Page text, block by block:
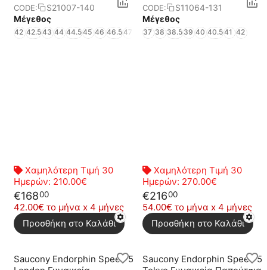
CODE:
S21007-140
Μέγεθος
42 42.543 44 44.545 46 46.547 48 49
Χαμηλότερη Τιμή 30
Ημερών: 210.00€
€16800
42.00€ το μήνα x 4 μήνες
Προσθήκη στο Καλάθι
CODE:
S11064-131
Μέγεθος
37 38 38.5 39 40 40.541 42
Χαμηλότερη Τιμή 30
Ημερών: 270.00€
€21600
54.00€ το μήνα x 4 μήνες
Προσθήκη στο Καλάθι
Saucony Endorphin Speed 5
Saucony Endorphin Speed 5